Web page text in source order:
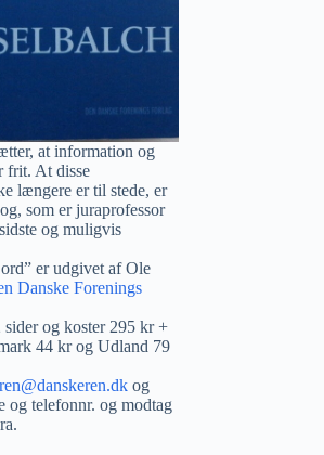
at information og
frit. At disse
længere er til stede, er
som er juraprofessor
og muligvis
er udgivet af Ole
Danske Forenings
sider og koster 295 kr +
44 kr og Udland 79
og
og telefonnr. og modtag